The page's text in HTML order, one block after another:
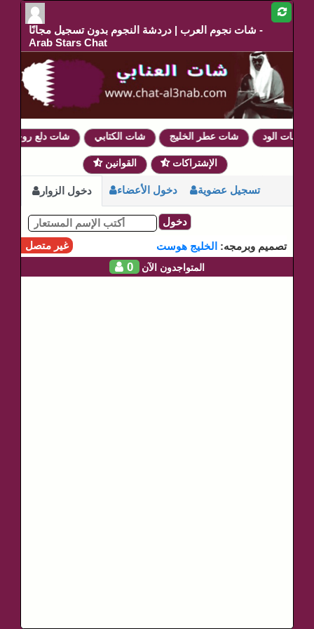
شات نجوم العرب | دردشة النجوم بدون تسجيل مجانًا -
Arab Stars Chat
شات دلع روحي شات الكتابي شات عطر الخليج شات الود
القوانين الإشتراكات
دخول الزوار دخول الأعضاء تسجيل عضوية
دخول
غير متصل
تصميم وبرمجه: الخليج هوست
0 المتواجدون الآن